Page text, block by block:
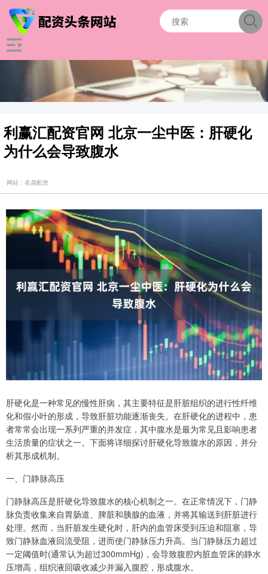
利赢汇配资官网 北京一尘中医：肝硬化
为什么会导致腹水
网站：名鼎配资
肝硬化是一种常见的慢性肝病，其主要特征是肝脏组织的进行性纤维
化和假小叶的形成，导致肝脏功能逐渐丧失。在肝硬化的进程中，患
者常常会出现一系列严重的并发症，其中腹水是最为常见且影响患者
生活质量的症状之一。下面将详细探讨肝硬化导致腹水的原因，并分
析其形成机制。
一、门静脉高压
门静脉高压是肝硬化导致腹水的核心机制之一。在正常情况下，门静
脉负责收集来自胃肠道、脾脏和胰腺的血液，并将其输送到肝脏进行
处理。然而，当肝脏发生硬化时，肝内的血管床受到压迫和阻塞，导
致门静脉血液回流受阻，进而使门静脉压力升高。当门静脉压力超过
一定阈值时(通常认为超过300mmHg)，会导致腹腔内脏血管床的静水
压增高，组织液回吸收减少并漏入腹腔，形成腹水。